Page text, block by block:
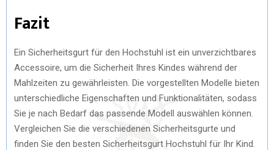
Fazit
Ein Sicherheitsgurt für den Hochstuhl ist ein unverzichtbares
Accessoire, um die Sicherheit Ihres Kindes während der
Mahlzeiten zu gewährleisten. Die vorgestellten Modelle bieten
unterschiedliche Eigenschaften und Funktionalitäten, sodass
Sie je nach Bedarf das passende Modell auswählen können.
Vergleichen Sie die verschiedenen Sicherheitsgurte und
finden Sie den besten Sicherheitsgurt Hochstuhl für Ihr Kind.